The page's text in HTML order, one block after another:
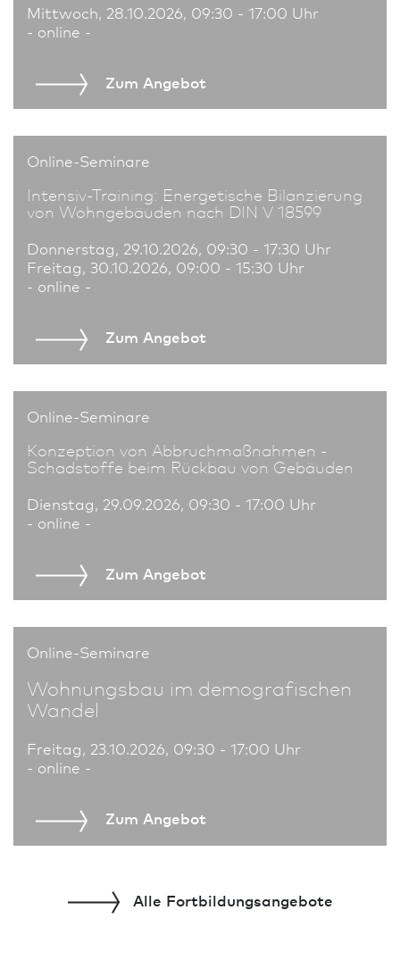
Mittwoch, 28.10.2026, 09:30 - 17:00 Uhr
- online -
Zum An­ge­bot
Online-Seminare
Intensiv-Training: Energetische Bilanzierung
von Wohngebäuden nach DIN V 18599
Donnerstag, 29.10.2026, 09:30 - 17:30 Uhr
Freitag, 30.10.2026, 09:00 - 15:30 Uhr
- online -
Zum An­ge­bot
Online-Seminare
Konzeption von Abbruchmaßnahmen -
Schadstoffe beim Rückbau von Gebäuden
Dienstag, 29.09.2026, 09:30 - 17:00 Uhr
- online -
Zum An­ge­bot
Online-Seminare
Wohnungs­bau im demografischen
Wandel
Freitag, 23.10.2026, 09:30 - 17:00 Uhr
- online -
Zum An­ge­bot
Alle Fort­bildungs­angebote